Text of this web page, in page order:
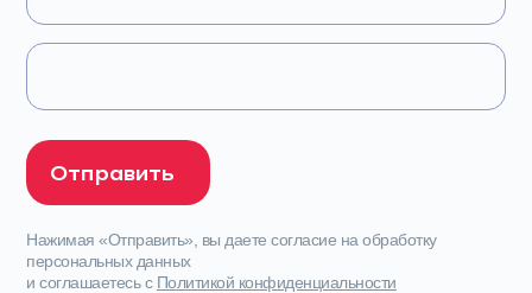
Нажимая «Отправить», вы даете согласие на обработку
персональных данных
и соглашаетесь с Политикой конфиденциальности